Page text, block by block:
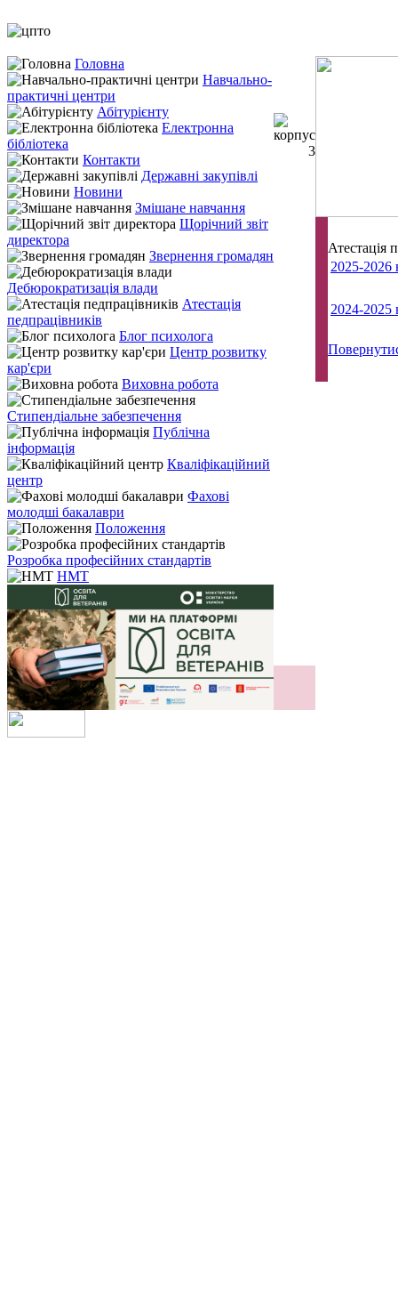
Головна
Навчально-
практичні центри
Абітурієнту
Електронна
бібліотека
Контакти
Державні закупівлі
Новини
Змішане навчання
Щорічний звіт
директора
Звернення громадян
Дебюрократизація влади
Атестація
педпрацівників
Блог психолога
Центр розвитку
кар'єри
Виховна робота
Стипендіальне забезпечення
Публічна
інформація
Кваліфікаційний
центр
Фахові
молодші бакалаври
Положення
Розробка професійних стандартів
НМТ
Атестація
2025-2026
2024-2025